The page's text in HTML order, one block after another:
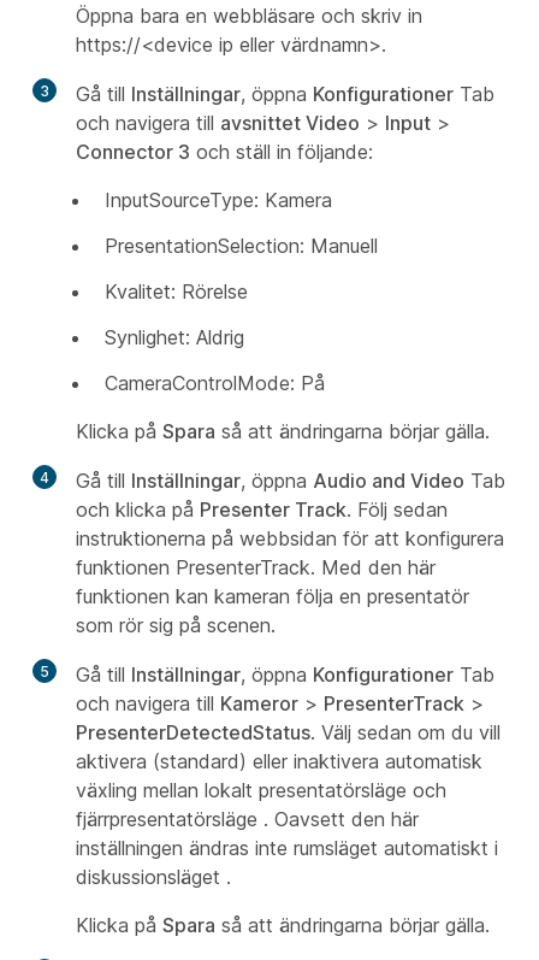
Öppna bara en webbläsare och skriv in
https://<device ip eller värdnamn>.
3 Gå till Inställningar, öppna Konfigurationer Tab
och navigera till avsnittet Video > Input >
Connector 3 och ställ in följande:
InputSourceType: Kamera
PresentationSelection: Manuell
Kvalitet: Rörelse
Synlighet: Aldrig
CameraControlMode: På
Klicka på Spara så att ändringarna börjar gälla.
4 Gå till Inställningar, öppna Audio and Video Tab
och klicka på Presenter Track. Följ sedan
instruktionerna på webbsidan för att konfigurera
funktionen PresenterTrack. Med den här
funktionen kan kameran följa en presentatör
som rör sig på scenen.
5 Gå till Inställningar, öppna Konfigurationer Tab
och navigera till Kameror > PresenterTrack >
PresenterDetectedStatus. Välj sedan om du vill
aktivera (standard) eller inaktivera automatisk
växling mellan lokalt presentatörsläge och
fjärrpresentatörsläge . Oavsett den här
inställningen ändras inte rumsläget automatiskt i
diskussionsläget .
Klicka på Spara så att ändringarna börjar gälla.